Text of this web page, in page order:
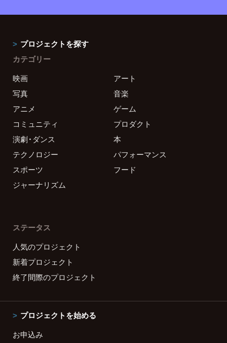
プロジェクトを探す
カテゴリー
映画
アート
写真
音楽
アニメ
ゲーム
コミュニティ
プロダクト
演劇・ダンス
本
テクノロジー
パフォーマンス
スポーツ
フード
ジャーナリズム
ステータス
人気のプロジェクト
新着プロジェクト
終了間際のプロジェクト
プロジェクトを始める
お申込み